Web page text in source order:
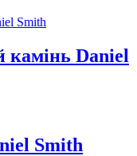
камінь Daniel
Smith